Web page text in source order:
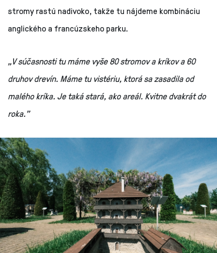
stromy rastú nadivoko, takže tu nájdeme kombináciu
anglického a francúzskeho parku.
„V súčasnosti tu máme vyše 80 stromov a kríkov a 60
druhov drevín. Máme tu vistériu, ktorá sa zasadila od
malého kríka. Je taká stará, ako areál. Kvitne dvakrát do
roka.”